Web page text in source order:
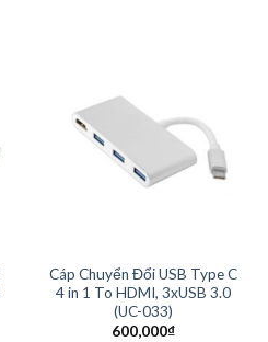
Cáp Chuyển Đổi USB Type C
4 in 1 To HDMI, 3xUSB 3.0
(UC-033)
600,000₫